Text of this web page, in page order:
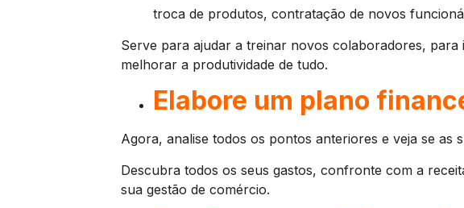
troca de produtos, contratação de novos
Serve para ajudar a treinar novos colaboradores,
melhorar a produtividade de tudo.
Elabore um plano
Agora, analise todos os pontos anteriores e veja se as
Descubra todos os seus gastos, confronte com a
sua gestão de comércio.